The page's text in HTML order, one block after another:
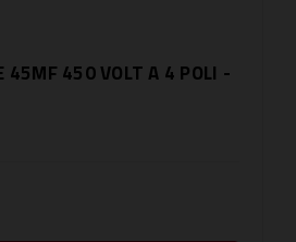
45MF 450 VOLT A 4 POLI -